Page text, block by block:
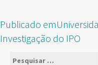
NAVEGAÇÃO
DE
ARTIGOS
Publicado em
Investigação do IPO
Pesquisar